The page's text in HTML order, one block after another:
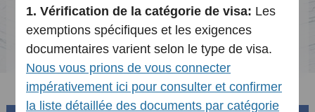
Exemplaire de formulaire de demande
Téléchargements
FAQ
1.Vérification de la catégorie de visa: Les
exemptions spécifiques et les exigences
documentaires varient selon le type de visa.
Nous vous prions de vous connecter
impérativement ici pour consulter et confirmer
la liste détaillée des documents par catégorie